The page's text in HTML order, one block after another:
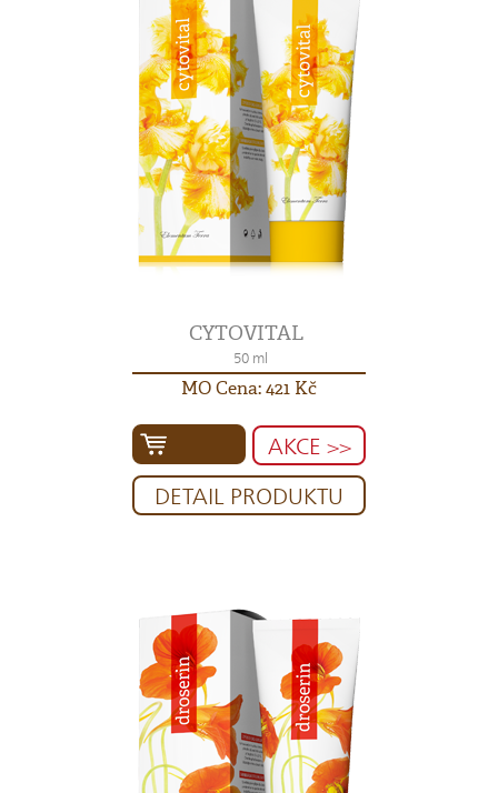
CYTOVITAL
50 ml
MO Cena: 421 Kč
AKCE >>
DETAIL PRODUKTU